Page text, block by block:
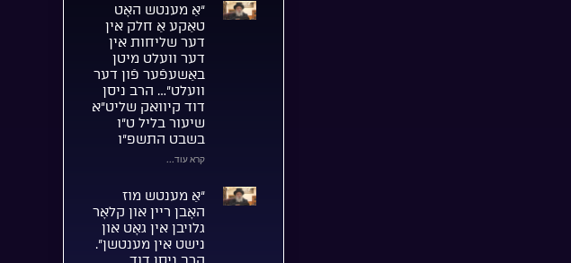
“אַ מענטש האָט
טאַקע אַ חלק אין
דער שליחות אין
דער וועלט מיטן
באַשעפֿער פֿון דער
וועלט”… הרב ניסן
דוד קיוואק שליט”א
שיעור בליל ט”ו
בשבט התשפ”ו
קרא עוד...
“אַ מענטש מוז
האָבן ריין און קלאָר
גלויבן אין גאָט און
נישט אין מענטשן”.